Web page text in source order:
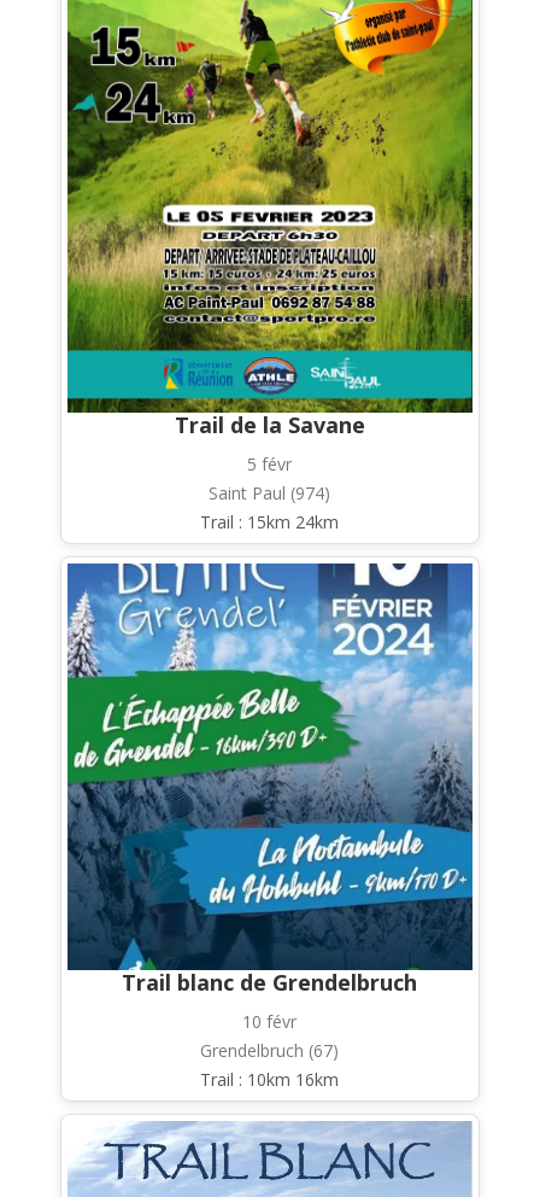
Trail de la Savane
5 févr
Saint Paul (974)
Trail : 15km 24km
Trail blanc de Grendelbruch
10 févr
Grendelbruch (67)
Trail : 10km 16km